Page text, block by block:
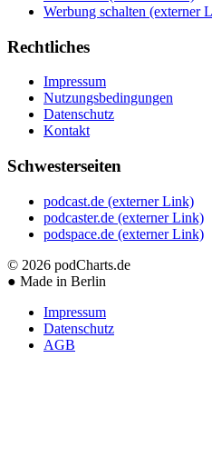
Werbung schalten (externer
Rechtliches
Impressum
Nutzungsbedingungen
Datenschutz
Kontakt
Schwesterseiten
podcast.de (externer Link)
podcaster.de (externer Link)
podspace.de (externer Link)
© 2026 podCharts.de
● Made in Berlin
Impressum
Datenschutz
AGB